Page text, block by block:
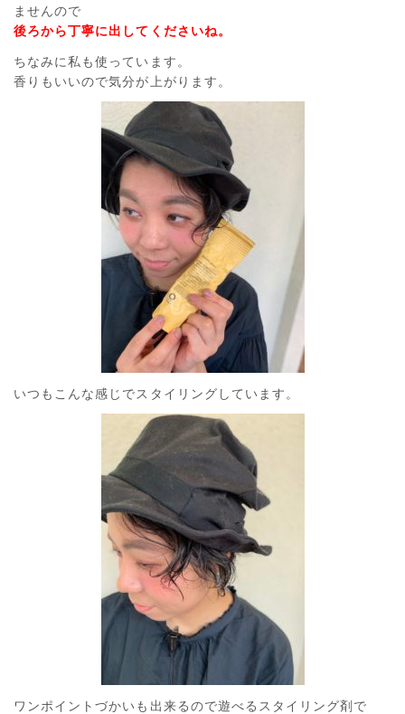
ませんので
後ろから丁寧に出してくださいね。
ちなみに私も使っています。
香りもいいので気分が上がります。
いつもこんな感じでスタイリングしています。
ワンポイントづかいも出来るので遊べるスタイリング剤で